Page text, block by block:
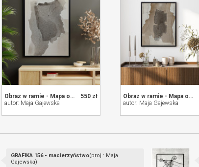
550 zł
Obraz w ramie - Mapa obecności 11
autor: Maja Gajewska
Obraz w ramie - Mapa obecności 10
autor: Maja Gajewska
GRAFIKA 156 - macierzyństwo(proj.: Maja
Gajewska)